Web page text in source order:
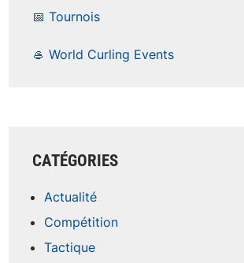
📅 Tournois
🥌 World Curling Events
CATÉGORIES
Actualité
Compétition
Tactique